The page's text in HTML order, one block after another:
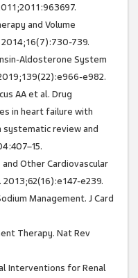
and Volume
2014;16(7):730-739.
Aldosterone System
e982.
AA et al. Drug
in heart failure with
review and
Other Cardiovascular
2013;62(16):e147-e239.
Management. J Card
Therapy. Nat Rev
Interventions for Renal